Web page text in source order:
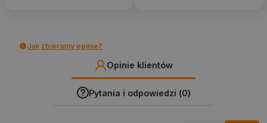
Jak zbieramy opinie?
Opinie klientów
Pytania i odpowiedzi (0)